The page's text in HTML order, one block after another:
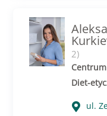
2)
Diet-
ul.